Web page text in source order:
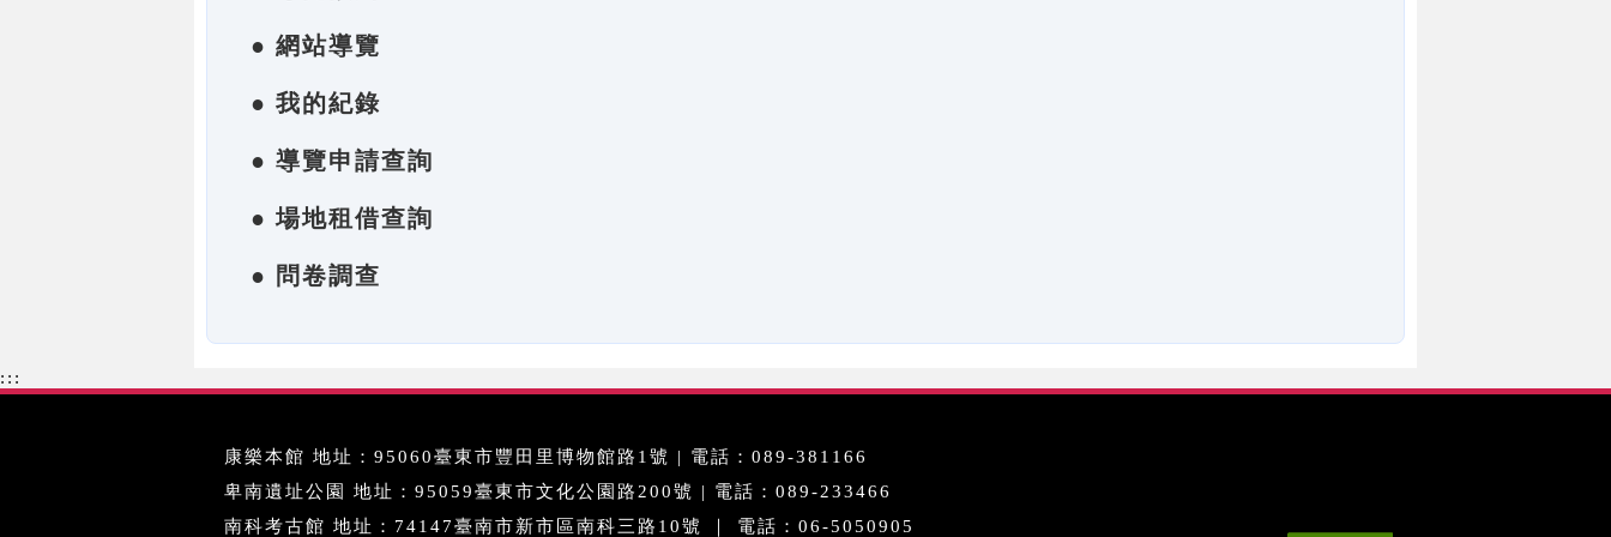
● 網站導覽
● 我的紀錄
● 導覽申請查詢
● 場地租借查詢
● 問卷調查
:::
康樂本館 地址：95060臺東市豐田里博物館路1號 | 電話：089-381166
卑南遺址公園 地址：95059臺東市文化公園路200號 | 電話：089-233466
南科考古館 地址：74147臺南市新市區南科三路10號 ｜ 電話：06-5050905